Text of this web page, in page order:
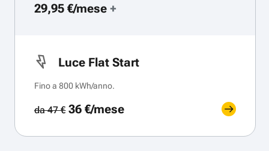
29,95 €/mese +
Luce Flat Start
Fino a 800 kWh/anno.
da 47 €36 €/mese